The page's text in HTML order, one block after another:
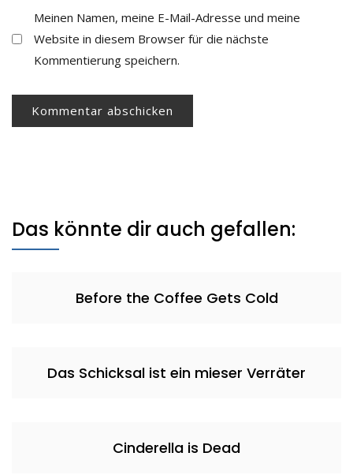
Meinen Namen, meine E-Mail-Adresse und meine
Website in diesem Browser für die nächste
Kommentierung speichern.
Das könnte dir auch gefallen:
Before the Coffee Gets Cold
Das Schicksal ist ein mieser Verräter
Cinderella is Dead